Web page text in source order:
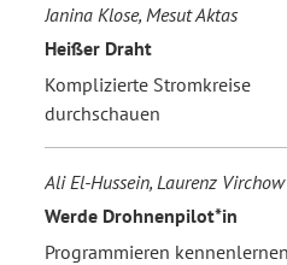
Janina Klose, Mesut Aktas
Heißer Draht
Komplizierte Stromkreise
durchschauen
Ali El-Hussein, Laurenz Virchow
Werde Drohnenpilot*in
Programmieren kennenlernen